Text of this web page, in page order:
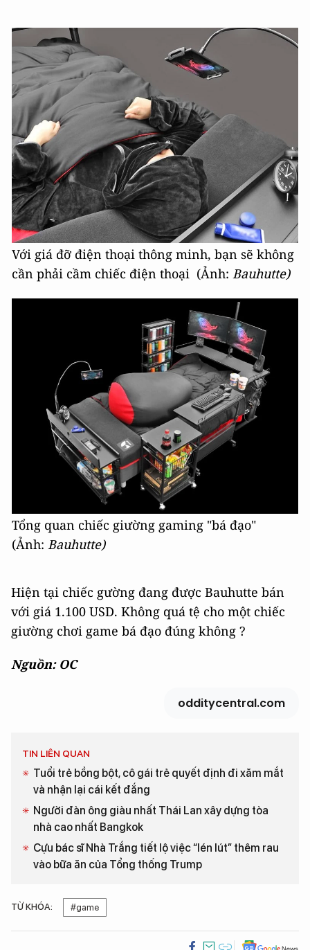
Với giá đỡ điện thoại thông minh, bạn sẽ không
cần phải cầm chiếc điện thoại (Ảnh: Bauhutte)
Tổng quan chiếc giường gaming "bá đạo"
(Ảnh: Bauhutte)
Hiện tại chiếc gường đang được Bauhutte bán
với giá 1.100 USD. Không quá tệ cho một chiếc
giường chơi game bá đạo đúng không ?
Nguồn: OC
odditycentral.com
TIN LIÊN QUAN
Tuổi trẻ bồng bột, cô gái trẻ quyết định đi xăm mắt
và nhận lại cái kết đắng
Người đàn ông giàu nhất Thái Lan xây dựng tòa
nhà cao nhất Bangkok
Cựu bác sĩ Nhà Trắng tiết lộ việc “lén lút” thêm rau
vào bữa ăn của Tổng thống Trump
TỪ KHÓA: #game